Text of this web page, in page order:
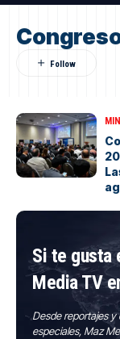
Si te gusta
Media TV
Desde reportajes
especiales, Maz